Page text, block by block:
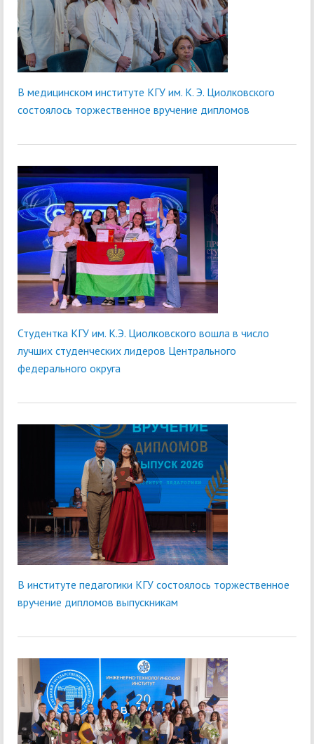
В медицинском институте КГУ им. К. Э. Циолковского
состоялось торжественное вручение дипломов
Студентка КГУ им. К.Э. Циолковского вошла в число
лучших студенческих лидеров Центрального
федерального округа
В институте педагогики КГУ состоялось торжественное
вручение дипломов выпускникам